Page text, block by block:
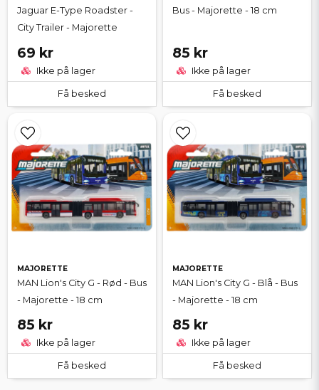
Jaguar E-Type Roadster -
City Trailer - Majorette
69 kr
Ikke på lager
Få besked
Bus - Majorette - 18 cm
85 kr
Ikke på lager
Få besked
MAJORETTE
MAN Lion's City G - Rød - Bus
- Majorette - 18 cm
85 kr
Ikke på lager
Få besked
MAJORETTE
MAN Lion's City G - Blå - Bus
- Majorette - 18 cm
85 kr
Ikke på lager
Få besked